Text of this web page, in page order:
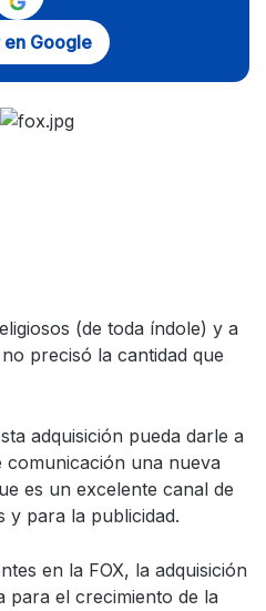
en Google
(de toda índole) y a
precisó la cantidad que
adquisición pueda darle a
comunicación una nueva
es un excelente canal de
y para la publicidad.
en la FOX, la adquisición
para el crecimiento de la